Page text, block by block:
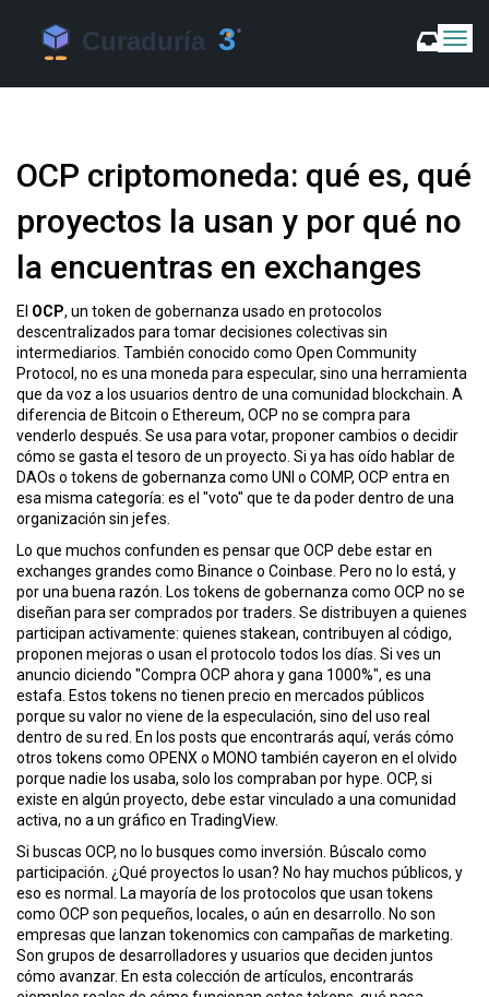
C
m
r
o
d
v
e
a
OCP criptomoneda: qué es, qué
proyectos la usan y por qué no
la encuentras en exchanges
El OCP, un token de gobernanza usado en protocolos
descentralizados para tomar decisiones colectivas sin
intermediarios . También conocido como Open Community
Protocol , no es una moneda para especular, sino una herramienta
que da voz a los usuarios dentro de una comunidad blockchain. A
diferencia de Bitcoin o Ethereum, OCP no se compra para
venderlo después. Se usa para votar, proponer cambios o decidir
cómo se gasta el tesoro de un proyecto. Si ya has oído hablar de
DAOs o tokens de gobernanza como UNI o COMP, OCP entra en
esa misma categoría: es el "voto" que te da poder dentro de una
organización sin jefes.
Lo que muchos confunden es pensar que OCP debe estar en
exchanges grandes como Binance o Coinbase. Pero no lo está, y
por una buena razón. Los tokens de gobernanza como OCP no se
diseñan para ser comprados por traders. Se distribuyen a quienes
participan activamente: quienes stakean, contribuyen al código,
proponen mejoras o usan el protocolo todos los días. Si ves un
anuncio diciendo "Compra OCP ahora y gana 1000%", es una
estafa. Estos tokens no tienen precio en mercados públicos
porque su valor no viene de la especulación, sino del uso real
dentro de su red. En los posts que encontrarás aquí, verás cómo
otros tokens como OPENX o MONO también cayeron en el olvido
porque nadie los usaba, solo los compraban por hype. OCP, si
existe en algún proyecto, debe estar vinculado a una comunidad
activa, no a un gráfico en TradingView.
Si buscas OCP, no lo busques como inversión. Búscalo como
participación. ¿Qué proyectos lo usan? No hay muchos públicos, y
eso es normal. La mayoría de los protocolos que usan tokens
como OCP son pequeños, locales, o aún en desarrollo. No son
empresas que lanzan tokenomics con campañas de marketing.
Son grupos de desarrolladores y usuarios que deciden juntos
cómo avanzar. En esta colección de artículos, encontrarás